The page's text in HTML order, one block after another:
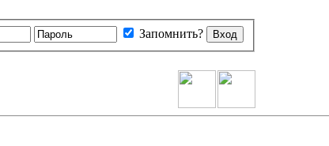
Запомнить?